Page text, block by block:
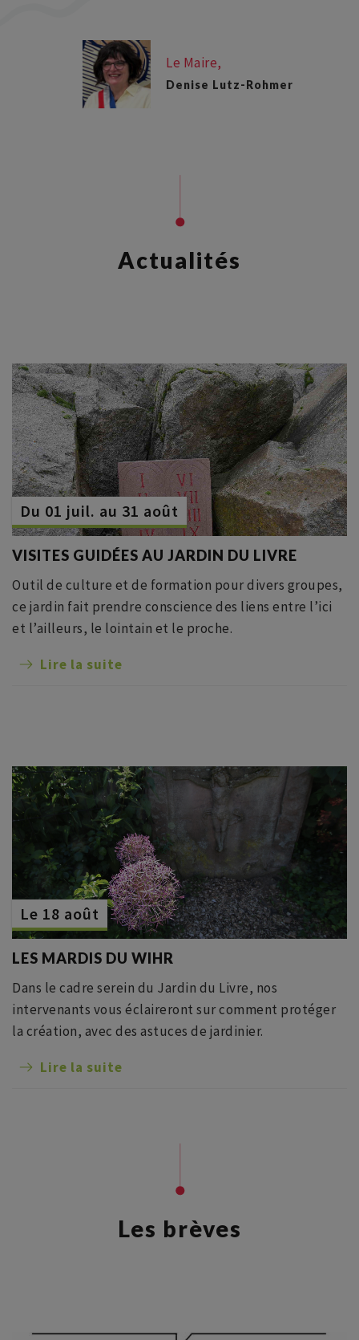
Le Maire,
Denise Lutz-Rohmer
Actualités
Du 01 juil. au 31 août
VISITES GUIDÉES AU JARDIN DU LIVRE
Outil de culture et de formation pour divers groupes,
ce jardin fait prendre conscience des liens entre l’ici
et l’ailleurs, le lointain et le proche.
Lire la suite
Le 18 août
LES MARDIS DU WIHR
Dans le cadre serein du Jardin du Livre, nos
intervenants vous éclaireront sur comment protéger
la création, avec des astuces de jardinier.
Lire la suite
Les brèves